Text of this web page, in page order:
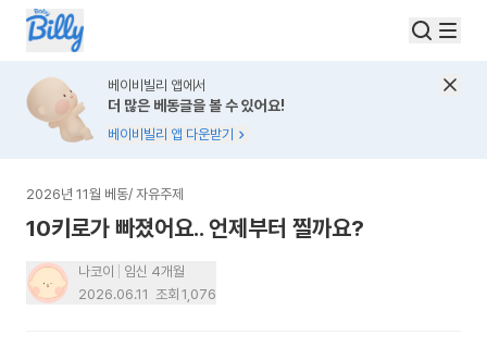
베이비빌리 앱에서
더 많은 베동글을 볼 수 있어요!
베이비빌리 앱 다운받기
2026년 11월 베동/ 자유주제
10키로가 빠졌어요.. 언제부터 찔까요?
나코이
임신 4개월
2026.06.11 조회 1,076